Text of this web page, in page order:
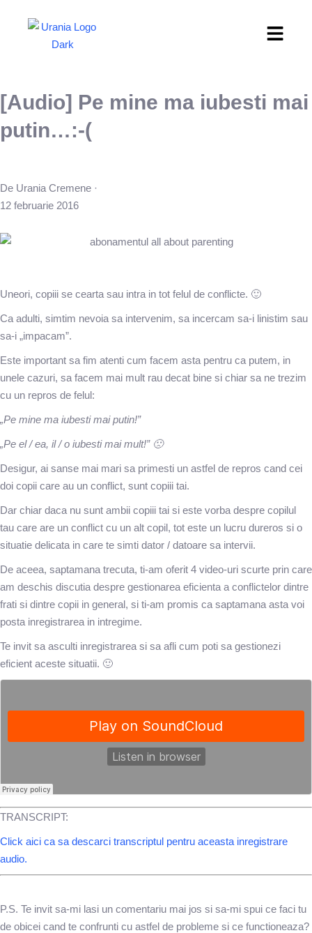
[Audio] Pe mine ma iubesti mai
putin…:-(
De Urania Cremene ·
12 februarie 2016
Uneori, copiii se cearta sau intra in tot felul de conflicte. 🙂
Ca adulti, simtim nevoia sa intervenim, sa incercam sa-i linistim sau
sa-i „impacam”.
Este important sa fim atenti cum facem asta pentru ca putem, in
unele cazuri, sa facem mai mult rau decat bine si chiar sa ne trezim
cu un repros de felul:
„Pe mine ma iubesti mai putin!”
„Pe el / ea, il / o iubesti mai mult!” 🙁
Desigur, ai sanse mai mari sa primesti un astfel de repros cand cei
doi copii care au un conflict, sunt copiii tai.
Dar chiar daca nu sunt ambii copiii tai si este vorba despre copilul
tau care are un conflict cu un alt copil, tot este un lucru dureros si o
situatie delicata in care te simti dator / datoare sa intervii.
De aceea, saptamana trecuta, ti-am oferit 4 video-uri scurte prin care
am deschis discutia despre gestionarea eficienta a conflictelor dintre
frati si dintre copii in general, si ti-am promis ca saptamana asta voi
posta inregistrarea in intregime.
Te invit sa asculti inregistrarea si sa afli cum poti sa gestionezi
eficient aceste situatii. 🙂
TRANSCRIPT:
Click aici ca sa descarci transcriptul pentru aceasta inregistrare
audio.
P.S. Te invit sa-mi lasi un comentariu mai jos si sa-mi spui ce faci tu
de obicei cand te confrunti cu astfel de probleme si ce functioneaza?